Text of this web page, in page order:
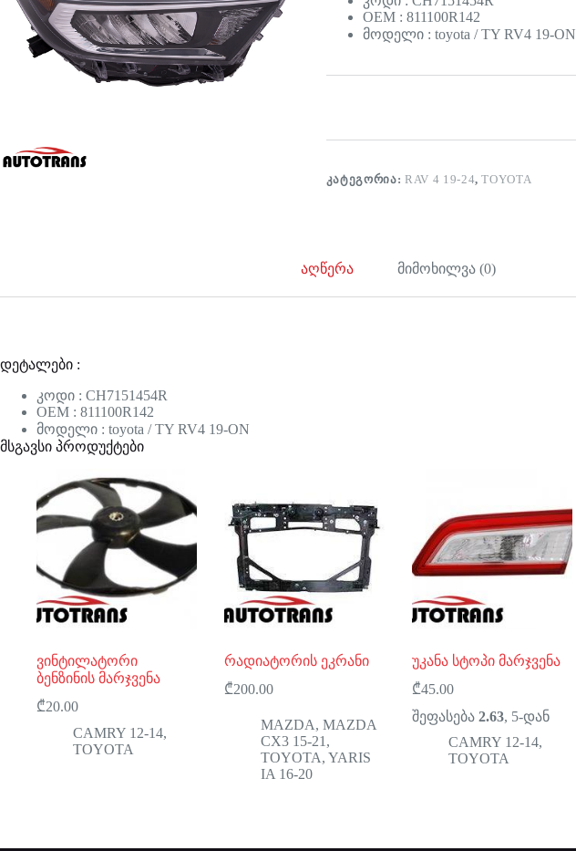
OEM : 811100R142
მოდელი : toyota / TY RV4 19-ON
ᲙᲐᲢᲔᲒᲝᲠᲘᲐ: RAV 4 19-24,TOYOTA
აღწერა მიმოხილვა (0)
დეტალები :
კოდი : CH7151454R
OEM : 811100R142
მოდელი : toyota / TY RV4 19-ON
მსგავსი პროდუქტები
ვინტილატორი
ბენზინის მარჯვენა
₾20.00
CAMRY 12-14,
TOYOTA
რადიატორის ეკრანი
₾200.00
MAZDA,MAZDA
CX3 15-21 ,
TOYOTA,YARIS
IA 16-20
უკანა სტოპი მარჯვენა
₾45.00
შეფასება2.63, 5-დან
CAMRY 12-14,
TOYOTA